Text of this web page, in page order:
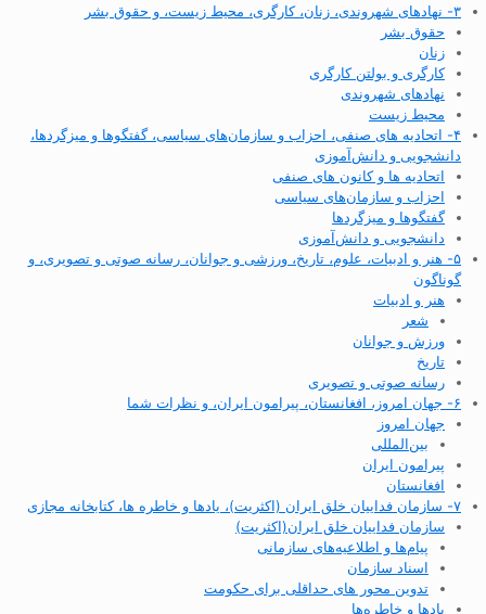
۳- نهادهای شهروندی، زنان، کارگری، محیط زیست، و حقوق بشر
حقوق بشر
زنان
کارگری و بولتن کارگری
نهادهای شهروندی
محیط زیست
۴- اتحادیه های صنفی، احزاب و سازمان‌های سیاسی، گفتگوها و میزگردها،
دانشجویی و دانش‌آموزی
اتحادیه ها و کانون های صنفی
احزاب و سازمان‌های سیاسی
گفتگوها و میزگردها
دانشجویی و دانش‌آموزی
۵- هنر و ادبیات، علوم، تاریخ، ورزشی و جوانان، رسانه صوتی و تصویری، و
گوناگون
هنر و ادبیات
شعر
ورزش و جوانان
تاریخ
رسانه صوتی و تصویری
۶- جهان امروز، افغانستان، پیرامون ایران، و نظرات شما
جهان امروز
بین‌المللی
پیرامون ایران
افغانستان
۷- سازمان فداییان خلق ایران (اکثریت)، یادها و خاطره ها، کتابخانه مجازی
سازمان فداییان خلق ایران(اکثریت)
پیام‌ها و اطلاعیه‌های سازمانی
اسناد سازمان
تدوین محور های حداقلی برای حکومت
یادها و خاطره‌ها